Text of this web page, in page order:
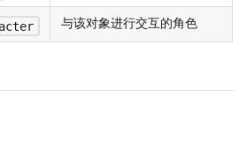
与该对象进行交互的角色